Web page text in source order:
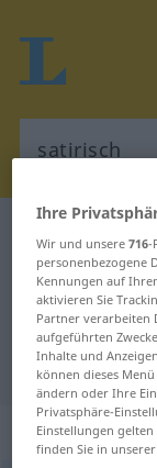
Deutsch-
"satirisch"
Ihre
Wir und unsere716-
personenbezogene
Kennungen auf
aktivieren Sie
Partner verarbeiten
aufgeführten
Inhalte und
können dieses
ändern oder Ihre
Privatsphäre-
Einstellungen
finden Sie in